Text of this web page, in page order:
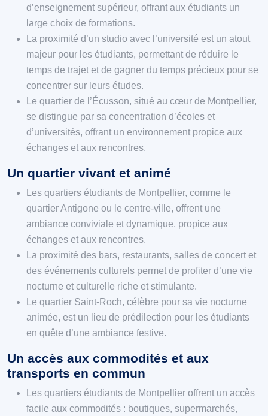
d’enseignement supérieur, offrant aux étudiants un
large choix de formations.
La proximité d’un studio avec l’université est un atout
majeur pour les étudiants, permettant de réduire le
temps de trajet et de gagner du temps précieux pour se
concentrer sur leurs études.
Le quartier de l’Écusson, situé au cœur de Montpellier,
se distingue par sa concentration d’écoles et
d’universités, offrant un environnement propice aux
échanges et aux rencontres.
Un quartier vivant et animé
Les quartiers étudiants de Montpellier, comme le
quartier Antigone ou le centre-ville, offrent une
ambiance conviviale et dynamique, propice aux
échanges et aux rencontres.
La proximité des bars, restaurants, salles de concert et
des événements culturels permet de profiter d’une vie
nocturne et culturelle riche et stimulante.
Le quartier Saint-Roch, célèbre pour sa vie nocturne
animée, est un lieu de prédilection pour les étudiants
en quête d’une ambiance festive.
Un accès aux commodités et aux
transports en commun
Les quartiers étudiants de Montpellier offrent un accès
facile aux commodités : boutiques, supermarchés,